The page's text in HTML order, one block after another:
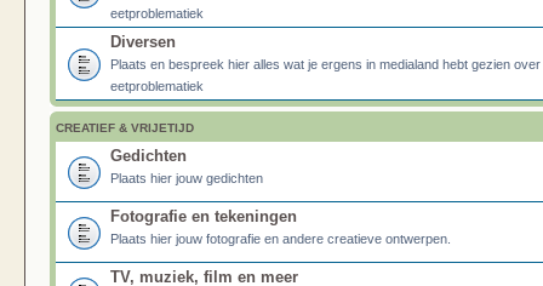
eetproblematiek
Diversen
Plaats en bespreek hier alles wat je ergens in medialand hebt gezien
eetproblematiek
CREATIEF & VRIJETIJD
Gedichten
Plaats hier jouw gedichten
Fotografie en tekeningen
Plaats hier jouw fotografie en andere creatieve ontwerpen.
TV, muziek, film en meer